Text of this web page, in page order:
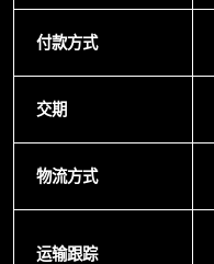
付款方式
交期
物流方式
运输跟踪